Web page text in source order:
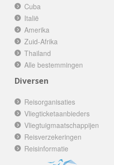
Cuba
Italië
Amerika
Zuid-Afrika
Thailand
Alle bestemmingen
Diversen
Reisorganisaties
Vliegticketaanbieders
Vliegtuigmaatschappijen
Reisverzekeringen
Reisinformatie